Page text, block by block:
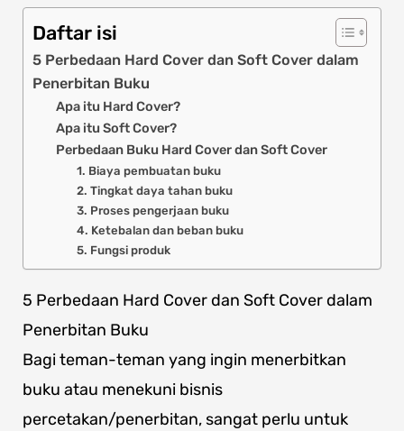
Daftar isi
5 Perbedaan Hard Cover dan Soft Cover dalam
Penerbitan Buku
Apa itu Hard Cover?
Apa itu Soft Cover?
Perbedaan Buku Hard Cover dan Soft Cover
1. Biaya pembuatan buku
2. Tingkat daya tahan buku
3. Proses pengerjaan buku
4. Ketebalan dan beban buku
5. Fungsi produk
5 Perbedaan Hard Cover dan Soft Cover dalam
Penerbitan Buku
Bagi teman-teman yang ingin menerbitkan
buku atau menekuni bisnis
percetakan/penerbitan, sangat perlu untuk